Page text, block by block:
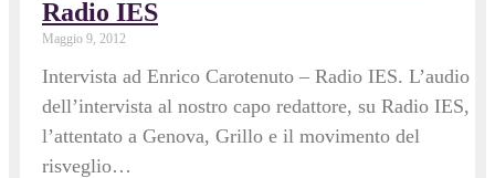
Radio IES
Maggio 9, 2012
Intervista ad Enrico Carotenuto – Radio IES. L’audio
dell’intervista al nostro capo redattore, su Radio IES,
l’attentato a Genova, Grillo e il movimento del
risveglio…